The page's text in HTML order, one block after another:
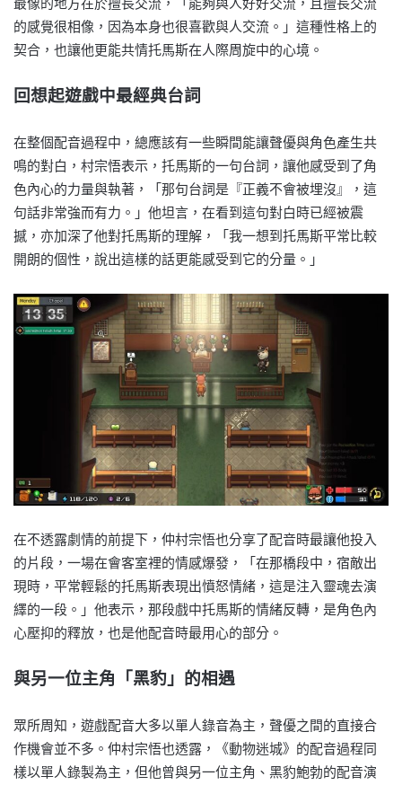
的感覺很相像，因為本身也很喜歡與人交流。」這種性格上的
契合，也讓他更能共情托馬斯在人際周旋中的心境。
回想起遊戲中最經典台詞
在整個配音過程中，總應該有一些瞬間能讓聲優與角色產生共
鳴的對白，村宗悟表示，托馬斯的一句台詞，讓他感受到了角
色內心的力量與執著，「那句台詞是『正義不會被埋沒』，這
句話非常強而有力。」他坦言，在看到這句對白時已經被震
撼，亦加深了他對托馬斯的理解，「我一想到托馬斯平常比較
開朗的個性，說出這樣的話更能感受到它的分量。」
在不透露劇情的前提下，仲村宗悟也分享了配音時最讓他投入
的片段，一場在會客室裡的情感爆發，「在那橋段中，宿敵出
現時，平常輕鬆的托馬斯表現出憤怒情緒，這是注入靈魂去演
繹的一段。」他表示，那段戲中托馬斯的情緒反轉，是角色內
心壓抑的釋放，也是他配音時最用心的部分。
與另一位主角「黑豹」的相遇
眾所周知，遊戲配音大多以單人錄音為主，聲優之間的直接合
作機會並不多。仲村宗悟也透露，《動物迷城》的配音過程同
樣以單人錄製為主，但他曾與另一位主角、黑豹鮑勃的配音演